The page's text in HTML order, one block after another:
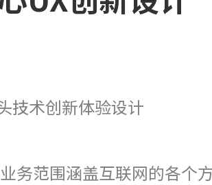
技术创新体验设计
务范围涵盖互联网的各个